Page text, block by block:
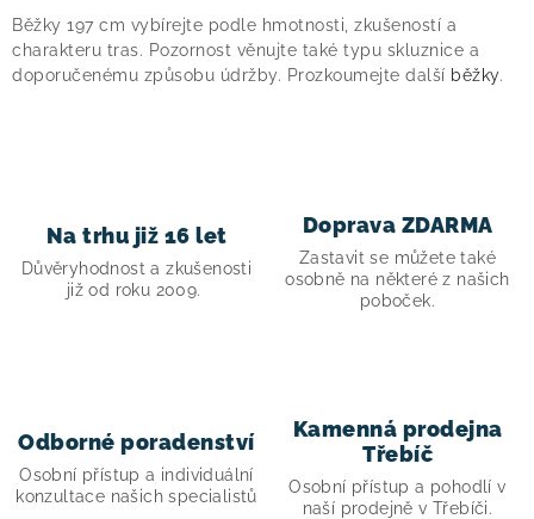
v
l
á
p
i
Běžky 197 cm vybírejte podle hmotnosti, zkušeností a
charakteru tras. Pozornost věnujte také typu skluznice a
doporučenému způsobu údržby. Prozkoumejte další běžky.
Na trhu již 16 let
Důvěryhodnost a zkušenosti
již od roku 2009.
Doprava ZDARMA
Zastavit se můžete také
osobně na některé z našich
poboček.
Odborné poradenství
Osobní přístup a individuální
konzultace našich specialistů
Kamenná prodejna
Třebíč
Osobní přístup a pohodlí v
naší prodejně v Třebíči.